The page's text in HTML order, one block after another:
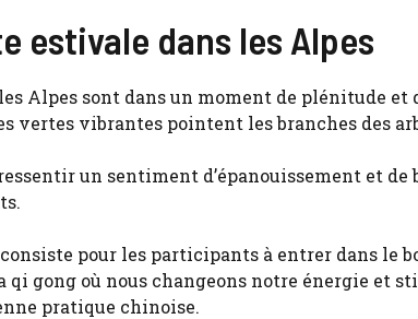
estivale dans les Alpes
Alpes sont dans un moment de plénitude et
vertes vibrantes pointent les branches des
ressentir un sentiment d’épanouissement et
pour les participants à entrer dans le
qi gong où nous changeons notre énergie et
pratique chinoise.